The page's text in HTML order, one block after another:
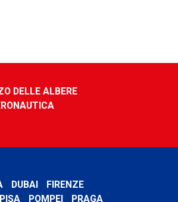
DELLE ALBERE
DUBAI
FIRENZE
PISA POMPEI PRAGA